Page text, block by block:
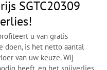
SGTC20309
u van gratis
doen, is het netto aantal
van uw keuze. Wij